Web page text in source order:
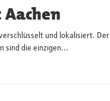
und lokalisiert.
sind die einzigen...